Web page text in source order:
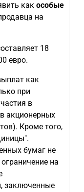
как особые
на
18
евро.
как
при
в
акционерных
Кроме того,
бумаг не
на
заключенные